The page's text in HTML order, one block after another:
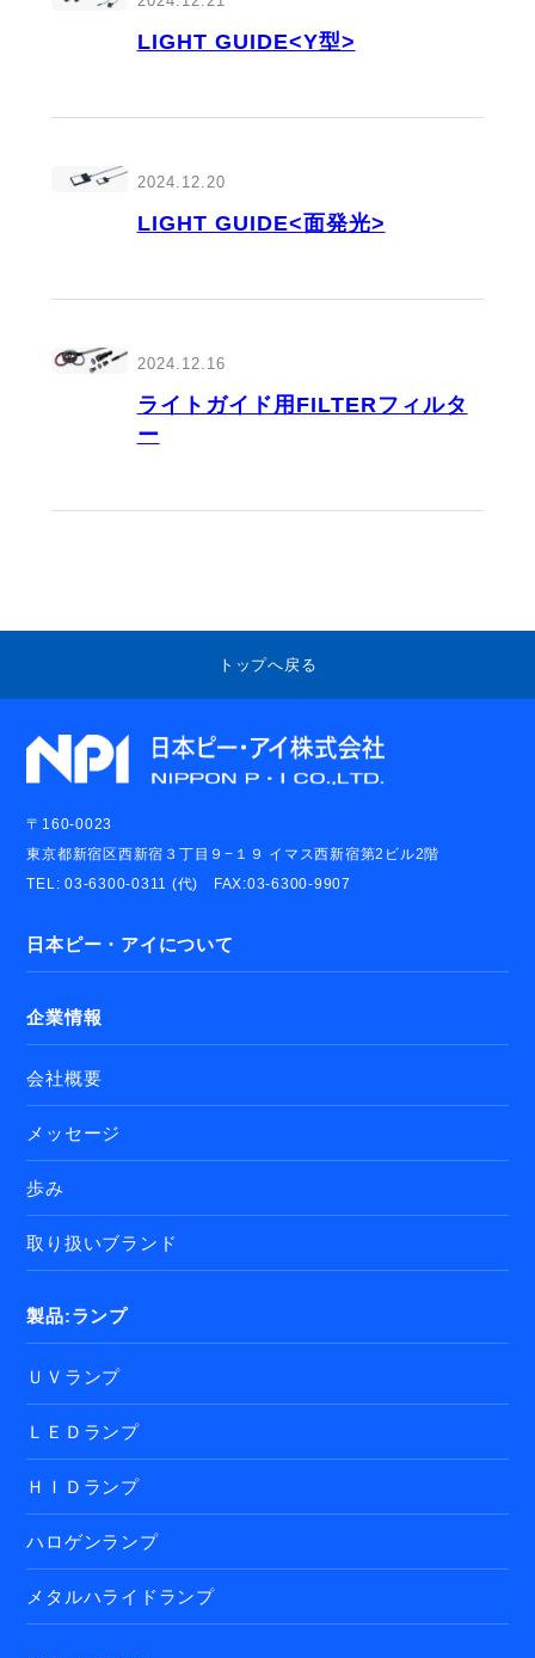
LIGHT GUIDE<Y型>
2024.12.20
LIGHT GUIDE<面発光>
2024.12.16
ライトガイド用FILTERフィルタ
ー
トップへ戻る
〒160-0023
東京都新宿区西新宿３丁目９−１９ イマス西新宿第2ビル2階
TEL: 03-6300-0311 (代) FAX:03-6300-9907
日本ピー・アイについて
企業情報
会社概要
メッセージ
歩み
取り扱いブランド
製品:ランプ
ＵＶランプ
ＬＥＤランプ
ＨＩＤランプ
ハロゲンランプ
メタルハライドランプ